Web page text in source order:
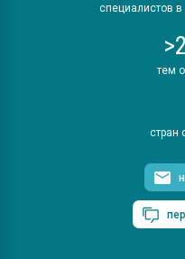
специалистов
тем
стран